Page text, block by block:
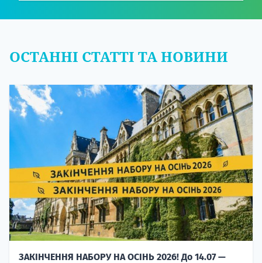
ОСТАННІ СТАТТІ ТА НОВИНИ
ЗАКІНЧЕННЯ НАБОРУ НА ОСІНЬ 2026! До 14.07 —